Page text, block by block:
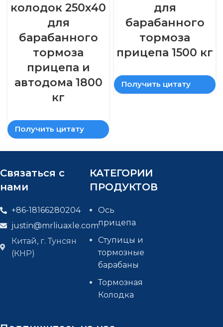
колодок 250х40
для
барабанного
тормоза
прицепа и
автодома 1800
кг
Получить цитату
для
барабанного
тормоза
прицепа 1500 кг
Получить цитату
Связаться с
нами
+86-18166280204
justin@mrliuaxle.com
Китай, г. Тунсян
(КНР)
КАТЕГОРИИ
ПРОДУКТОВ
Ось
прицепа
Ступицы и
тормозные
барабаны
Тормозная
Колодка